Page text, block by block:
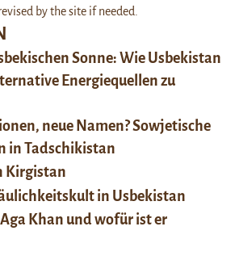
Sonne: Wie Usbekistan
Energiequellen zu
neue Namen? Sowjetische
in Tadschikistan
Kirgistan
in Usbekistan
Khan und wofür ist er
by the site if needed.